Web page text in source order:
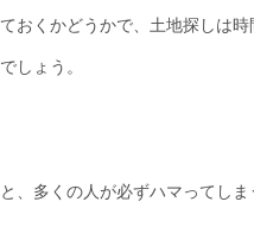
おくかどうかで、土地探しは時
しょう。
、多くの人が必ずハマってしま